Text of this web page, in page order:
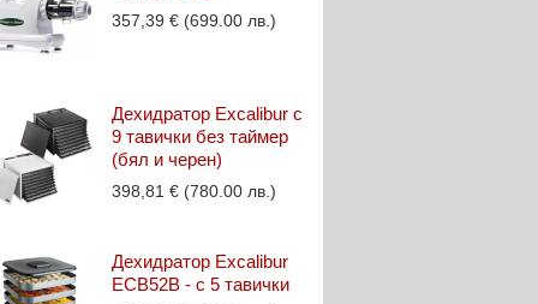
357,39 € (699.00 лв.)
Дехидратор Excalibur с
9 тавички без таймер
(бял и черен)
398,81 € (780.00 лв.)
Дехидратор Excalibur
ECB52B - с 5 тавички